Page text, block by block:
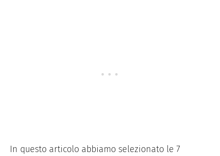
In questo articolo abbiamo selezionato le 7